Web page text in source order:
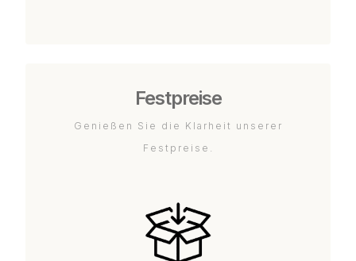
Festpreise
Genießen Sie die Klarheit unserer
Festpreise.